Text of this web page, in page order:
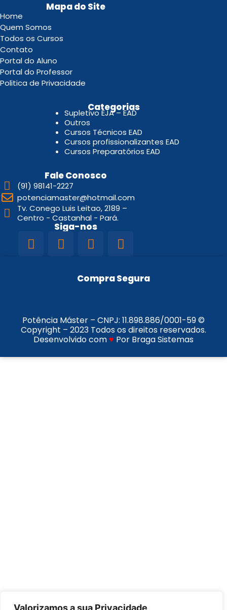
Valorizamos a sua Privacidade
Mapa do Site
Home
Quem Somos
Todos os Cursos
Contato
Portal do Aluno
Portal do Professor
Politica de Privacidade
Categorias
Supletivo EJA – EAD
Outros
Cursos Técnicos EAD
Cursos profissionalizantes EAD
Cursos Preparatórios EAD
Fale Conosco
(91) 98141-2227
potenciamaster@hotmail.com
Tv. Conego Luis Leitao, 2189 –
Centro - Castanhal - Pará.
Siga-nos
Compra Segura
Potência Máster – CNPJ: 11.898.886/0001-59©
Copyright – 2023 Todos os direitos reservados.
Desenvolvido com♥ Por Braga Sistemas